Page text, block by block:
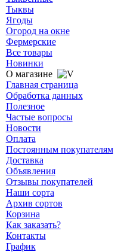
Тыквы
Ягоды
Огород на окне
Фермерские
Все товары
Новинки
О магазине
Главная страница
Обработка данных
Полезное
Частые вопросы
Новости
Оплата
Постоянным покупателям
Доставка
Объявления
Отзывы покупателей
Наши сорта
Архив сортов
Корзина
Как заказать?
Контакты
График